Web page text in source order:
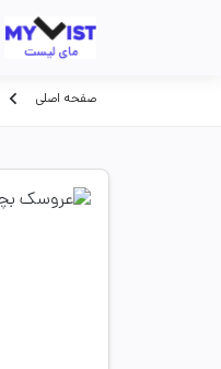
صفحه اصلی